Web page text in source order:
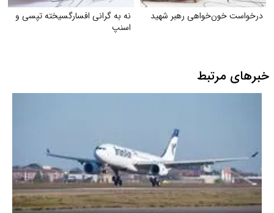
درخواست خون‌خواهی رهبر شهید
نه به گرانی افسارگسیخته تپسی و
اسنپ
خبرهای مرتبط